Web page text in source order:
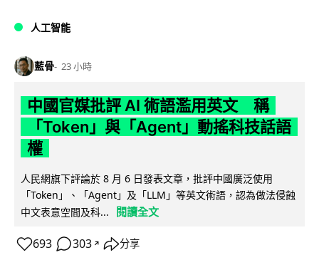
人工智能
藍骨 23 小時
中國官媒批評 AI 術語濫用英文 稱
「Token」與「Agent」動搖科技話語
權
人民網旗下評論於 8 月 6 日發表文章，批評中國廣泛使用
「Token」、「Agent」及「LLM」等英文術語，認為做法侵蝕
中文表意空間及科...
閱讀全文
693 303 ↗ 分享